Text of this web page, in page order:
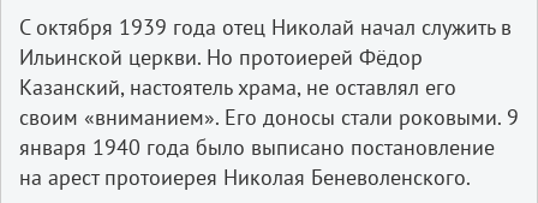
С октября 1939 года отец Николай начал служить в
Ильинской церкви. Но протоиерей Фёдор
Казанский, настоятель храма, не оставлял его
своим «вниманием». Его доносы стали роковыми. 9
января 1940 года было выписано постановление
на арест протоиерея Николая Беневоленского.